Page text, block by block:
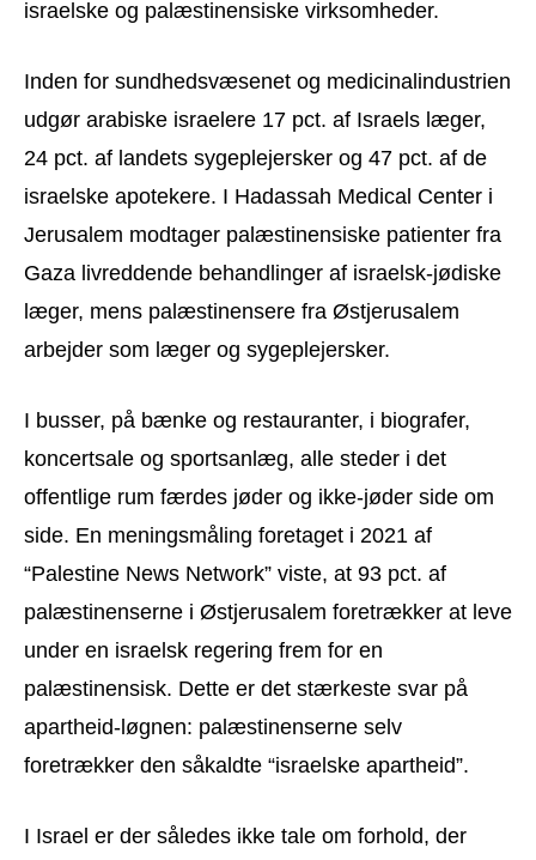
israelske og palæstinensiske virksomheder.
Inden for sundhedsvæsenet og medicinalindustrien
udgør arabiske israelere 17 pct. af Israels læger,
24 pct. af landets sygeplejersker og 47 pct. af de
israelske apotekere. I Hadassah Medical Center i
Jerusalem modtager palæstinensiske patienter fra
Gaza livreddende behandlinger af israelsk-jødiske
læger, mens palæstinensere fra Østjerusalem
arbejder som læger og sygeplejersker.
I busser, på bænke og restauranter, i biografer,
koncertsale og sportsanlæg, alle steder i det
offentlige rum færdes jøder og ikke-jøder side om
side. En meningsmåling foretaget i 2021 af
“Palestine News Network” viste, at 93 pct. af
palæstinenserne i Østjerusalem foretrækker at leve
under en israelsk regering frem for en
palæstinensisk. Dette er det stærkeste svar på
apartheid-løgnen: palæstinenserne selv
foretrækker den såkaldte “israelske apartheid”.
I Israel er der således ikke tale om forhold, der